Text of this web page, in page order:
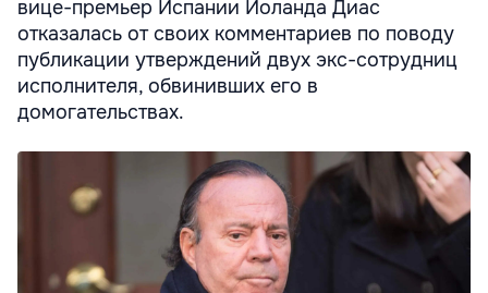
вице-премьер Испании Йоланда Диас
отказалась от своих комментариев по поводу
публикации утверждений двух экс-сотрудниц
исполнителя, обвинивших его в
домогательствах.